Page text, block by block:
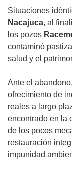
Situaciones
Nacajuca, al
los pozos
contaminó
salud y el
Ante el
ofrecimiento de
reales a largo
encontrado en la
de los pocos
restauración
impunidad